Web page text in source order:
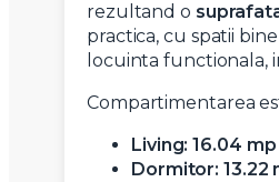
rezultand o
practica, cu spatii
locuinta functionala,
Compartimentarea
Living: 16.04 mp
Dormitor: 13.22